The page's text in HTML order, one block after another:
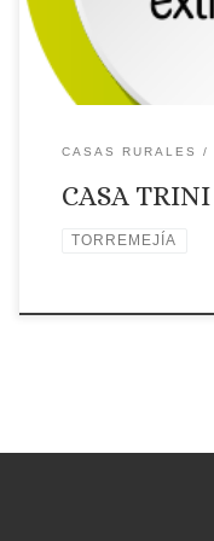
🗺Ubicación
CASAS RURALES
CASA TRINI
TORREMEJÍA